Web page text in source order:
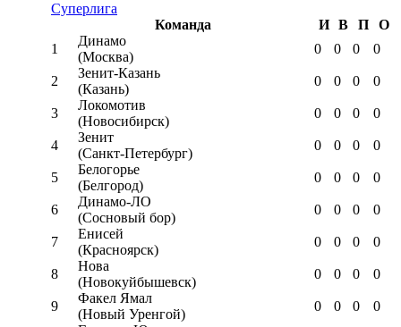
Суперлига
Команда
И В П
О
1
Динамо
(Москва)
0 0 0 0
2
Зенит-Казань
(Казань)
0 0 0 0
3
Локомотив
(Новосибирск)
0 0 0 0
4
Зенит
(Санкт-Петербург)
0 0 0 0
5
Белогорье
(Белгород)
0 0 0 0
6
Динамо-ЛО
(Сосновый бор)
0 0 0 0
7
Енисей
(Красноярск)
0 0 0 0
8
Нова
(Новокуйбышевск)
0 0 0 0
9
Факел Ямал
(Новый Уренгой)
0 0 0 0